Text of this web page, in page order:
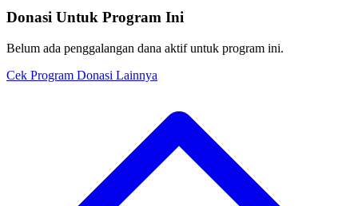
Donasi Untuk Program Ini
Belum ada penggalangan dana aktif untuk program ini.
Cek Program Donasi Lainnya